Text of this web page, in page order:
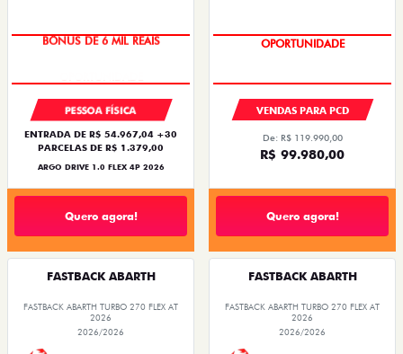
BÔNUS DE 6 MIL REAIS
PESSOA FÍSICA
ENTRADA DE R$ 54.967,04 +30
PARCELAS DE R$ 1.379,00
ARGO DRIVE 1.0 FLEX 4P 2026
Quero agora!
OPORTUNIDADE
VENDAS PARA PCD
De: R$ 119.990,00
R$ 99.980,00
Quero agora!
FASTBACK ABARTH
FASTBACK ABARTH TURBO 270 FLEX AT
2026
2026/2026
FASTBACK ABARTH
FASTBACK ABARTH TURBO 270 FLEX AT
2026
2026/2026